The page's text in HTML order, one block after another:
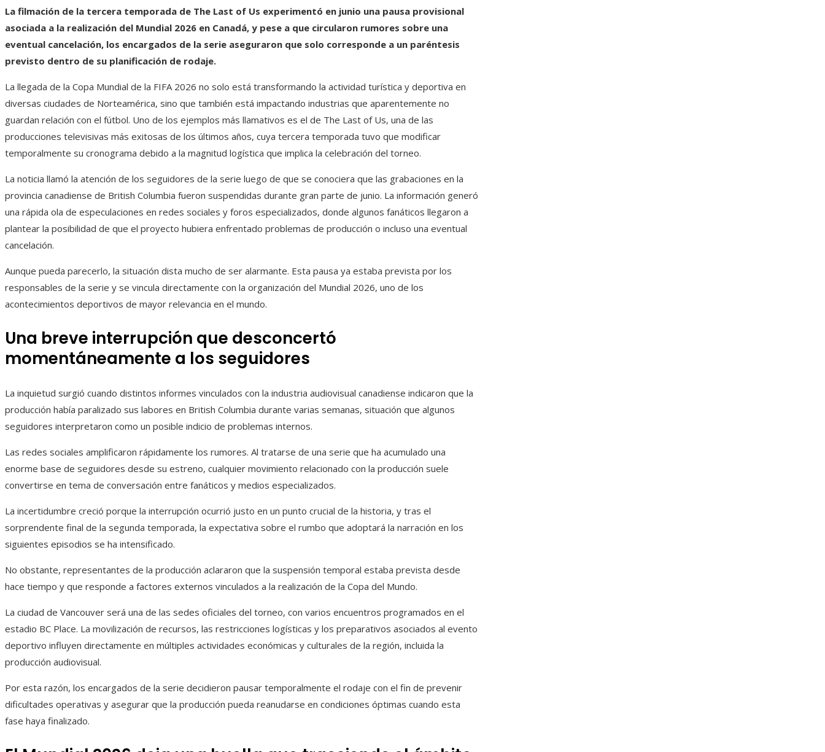
La filmación de la tercera temporada de The Last of Us experimentó en junio una pausa provisional
asociada a la realización del Mundial 2026 en Canadá, y pese a que circularon rumores sobre una
eventual cancelación, los encargados de la serie aseguraron que solo corresponde a un paréntesis
previsto dentro de su planificación de rodaje.
La llegada de la Copa Mundial de la FIFA 2026 no solo está transformando la actividad turística y deportiva en
diversas ciudades de Norteamérica, sino que también está impactando industrias que aparentemente no
guardan relación con el fútbol. Uno de los ejemplos más llamativos es el de The Last of Us, una de las
producciones televisivas más exitosas de los últimos años, cuya tercera temporada tuvo que modificar
temporalmente su cronograma debido a la magnitud logística que implica la celebración del torneo.
La noticia llamó la atención de los seguidores de la serie luego de que se conociera que las grabaciones en la
provincia canadiense de British Columbia fueron suspendidas durante gran parte de junio. La información generó
una rápida ola de especulaciones en redes sociales y foros especializados, donde algunos fanáticos llegaron a
plantear la posibilidad de que el proyecto hubiera enfrentado problemas de producción o incluso una eventual
cancelación.
Aunque pueda parecerlo, la situación dista mucho de ser alarmante. Esta pausa ya estaba prevista por los
responsables de la serie y se vincula directamente con la organización del Mundial 2026, uno de los
acontecimientos deportivos de mayor relevancia en el mundo.
Una breve interrupción que desconcertó
momentáneamente a los seguidores
La inquietud surgió cuando distintos informes vinculados con la industria audiovisual canadiense indicaron que la
producción había paralizado sus labores en British Columbia durante varias semanas, situación que algunos
seguidores interpretaron como un posible indicio de problemas internos.
Las redes sociales amplificaron rápidamente los rumores. Al tratarse de una serie que ha acumulado una
enorme base de seguidores desde su estreno, cualquier movimiento relacionado con la producción suele
convertirse en tema de conversación entre fanáticos y medios especializados.
La incertidumbre creció porque la interrupción ocurrió justo en un punto crucial de la historia, y tras el
sorprendente final de la segunda temporada, la expectativa sobre el rumbo que adoptará la narración en los
siguientes episodios se ha intensificado.
No obstante, representantes de la producción aclararon que la suspensión temporal estaba prevista desde
hace tiempo y que responde a factores externos vinculados a la realización de la Copa del Mundo.
La ciudad de Vancouver será una de las sedes oficiales del torneo, con varios encuentros programados en el
estadio BC Place. La movilización de recursos, las restricciones logísticas y los preparativos asociados al evento
deportivo influyen directamente en múltiples actividades económicas y culturales de la región, incluida la
producción audiovisual.
Por esta razón, los encargados de la serie decidieron pausar temporalmente el rodaje con el fin de prevenir
dificultades operativas y asegurar que la producción pueda reanudarse en condiciones óptimas cuando esta
fase haya finalizado.